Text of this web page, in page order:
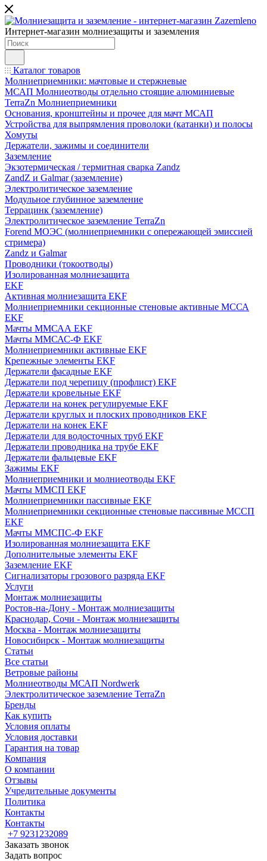
Интернет-магазин молниезащиты и заземления
Каталог товаров
Молниеприемники: мачтовые и стержневые
МСАП Молниеотводы отдельно стоящие алюминиевые
TerraZn Молниеприемники
Основания, кронштейны и прочее для мачт МСАП
Устройства для выпрямления проволоки (катанки) и полосы
Хомуты
Держатели, зажимы и соединители
Заземление
Экзотермическая / термитная сварка Zandz
ZandZ и Galmar (заземление)
Электролитическое заземление
Модульное глубинное заземление
Террацинк (заземление)
Электролитическое заземление TerraZn
Forend МОЭС (молниеприемники с опережающей эмиссией
стримера)
Zandz и Galmar
Проводники (токоотводы)
Изолированная молниезащита
EKF
Активная молниезащита EKF
Молниеприемники секционные стеновые активные МССА
EKF
Мачты ММСАА EKF
Мачты ММСАС-Ф EKF
Молниеприемники активные EKF
Крепежные элементы EKF
Держатели фасадные EKF
Держатели под черепицу (профлист) EKF
Держатели кровельные EKF
Держатели на конек регулируемые EKF
Держатели круглых и плоских проводников EKF
Держатели на конек EKF
Держатели для водосточных труб EKF
Держатели проводника на трубе EKF
Держатели фальцевые EKF
Зажимы EKF
Молниеприемники и молниеотводы EKF
Мачты ММСП EKF
Молниеприемники пассивные EKF
Молниеприемники секционные стеновые пассивные МССП
EKF
Мачты ММСПС-Ф EKF
Изолированная молниезащита EKF
Дополнительные элементы EKF
Заземление EKF
Сигнализаторы грозового разряда EKF
Услуги
Монтаж молниезащиты
Ростов-на-Дону - Монтаж молниезащиты
Краснодар, Сочи - Монтаж молниезащиты
Москва - Монтаж молниезащиты
Новосибирск - Монтаж молниезащиты
Статьи
Все статьи
Ветровые районы
Молниеотводы МСАП Nordwerk
Электролитическое заземление TerraZn
Бренды
Как купить
Условия оплаты
Условия доставки
Гарантия на товар
Компания
О компании
Отзывы
Учредительные документы
Политика
Контакты
Контакты
+7 9231232089
Заказать звонок
Задать вопрос